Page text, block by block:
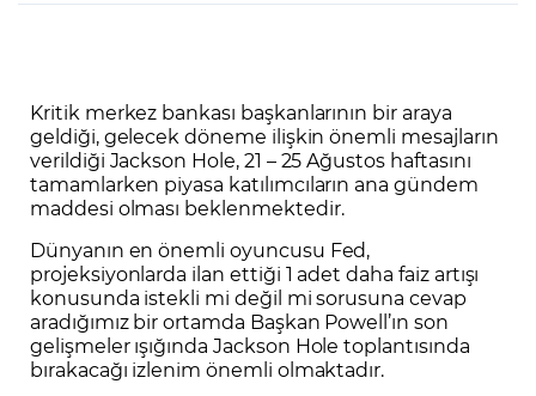
Kritik merkez bankası başkanlarının bir araya
geldiği, gelecek döneme ilişkin önemli mesajların
verildiği Jackson Hole, 21 – 25 Ağustos haftasını
tamamlarken piyasa katılımcıların ana gündem
maddesi olması beklenmektedir.
Dünyanın en önemli oyuncusu Fed,
projeksiyonlarda ilan ettiği 1 adet daha faiz artışı
konusunda istekli mi değil mi sorusuna cevap
aradığımız bir ortamda Başkan Powell’ın son
gelişmeler ışığında Jackson Hole toplantısında
bırakacağı izlenim önemli olmaktadır.